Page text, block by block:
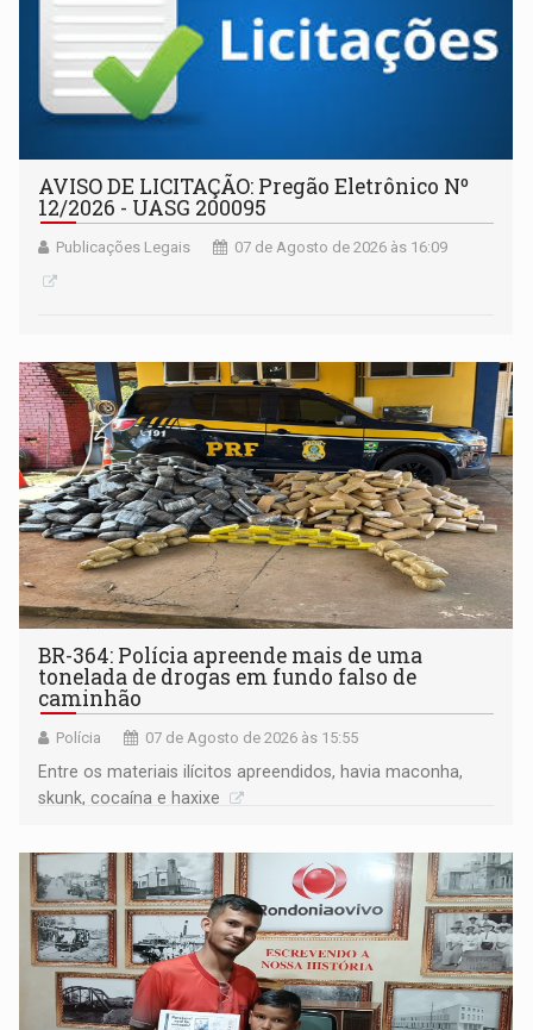
AVISO DE LICITAÇÃO: Pregão Eletrônico Nº
12/2026 - UASG 200095
Publicações Legais 07 de Agosto de 2026 às 16:09
BR-364: Polícia apreende mais de uma
tonelada de drogas em fundo falso de
caminhão
Polícia 07 de Agosto de 2026 às 15:55
Entre os materiais ilícitos apreendidos, havia maconha,
skunk, cocaína e haxixe